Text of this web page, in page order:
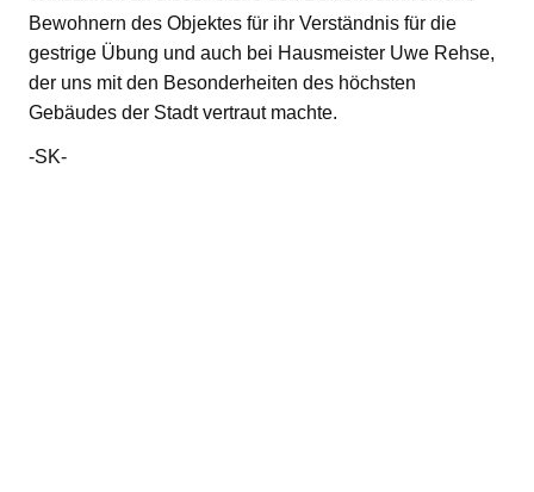
Bewohnern des Objektes für ihr Verständnis für die
gestrige Übung und auch bei Hausmeister Uwe Rehse,
der uns mit den Besonderheiten des höchsten
Gebäudes der Stadt vertraut machte.
-SK-